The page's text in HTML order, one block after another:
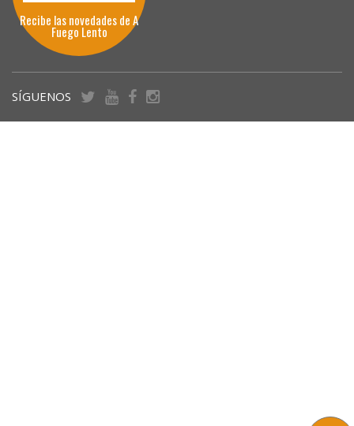
Recibe las novedades de A
Fuego Lento
SÍGUENOS